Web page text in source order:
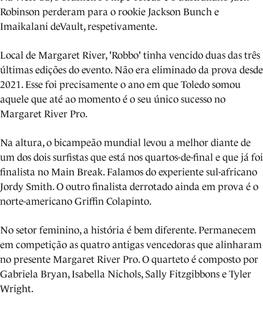
Robinson perderam para o rookie Jackson Bunch e
Imaikalani deVault, respetivamente.
Local de Margaret River, 'Robbo' tinha vencido duas das três
últimas edições do evento. Não era eliminado da prova desde
2021. Esse foi precisamente o ano em que Toledo somou
aquele que até ao momento é o seu único sucesso no
Margaret River Pro.
Na altura, o bicampeão mundial levou a melhor diante de
um dos dois surfistas que está nos quartos-de-final e que já foi
finalista no Main Break. Falamos do experiente sul-africano
Jordy Smith. O outro finalista derrotado ainda em prova é o
norte-americano Griffin Colapinto.
No setor feminino, a história é bem diferente. Permanecem
em competição as quatro antigas vencedoras que alinharam
no presente Margaret River Pro. O quarteto é composto por
Gabriela Bryan, Isabella Nichols, Sally Fitzgibbons e Tyler
Wright.